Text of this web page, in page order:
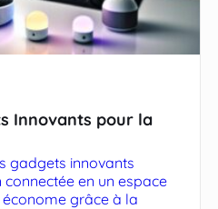
Innovants pour la
gadgets innovants
en un espace
grâce à la